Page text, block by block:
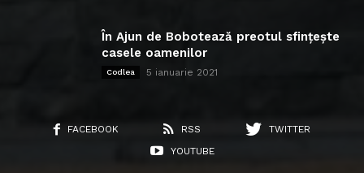
În Ajun de Bobotează preotul sfințește
casele oamenilor
Codlea 5 ianuarie 2021
FACEBOOK RSS
TWITTER
YOUTUBE